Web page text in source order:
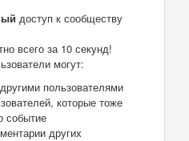
доступ к сообществу
всего за 10 секунд!
могут:
пользователями
которые тоже
событие
других